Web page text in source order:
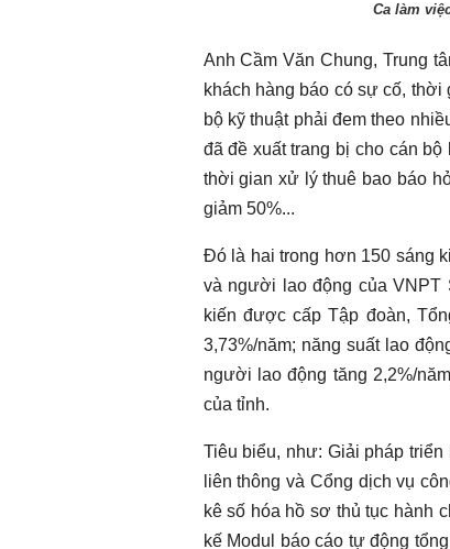
Ca làm
Anh Cầm Văn Chung, Trung
khách hàng báo có sự cố,
bộ kỹ thuật phải đem theo
đã đề xuất trang bị cho cán
thời gian xử lý thuê bao báo
giảm 50%...
Đó là hai trong hơn 150 sáng
và người lao động của VNPT
kiến được cấp Tập đoàn,
3,73%/năm; năng suất lao
người lao động tăng 2,2%/
của tỉnh.
Tiêu biểu, như: Giải pháp
liên thông và Cổng dịch vụ
kê số hóa hồ sơ thủ tục hành
kế Modul báo cáo tự động